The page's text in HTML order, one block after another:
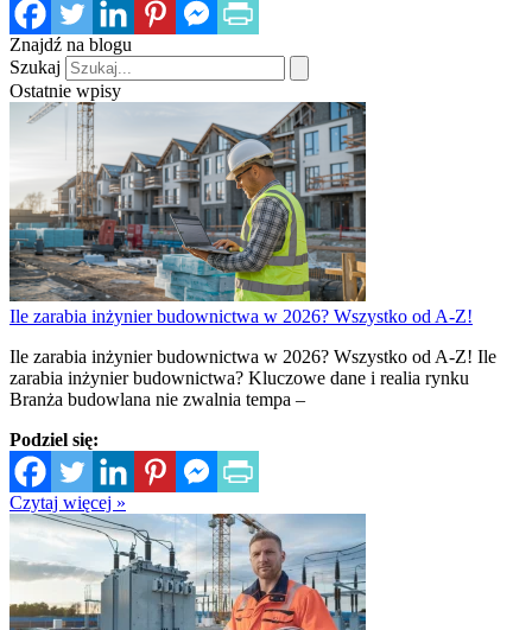
Znajdź na blogu
Szukaj
Ostatnie wpisy
Ile zarabia inżynier budownictwa w 2026? Wszystko od A-Z!
Ile zarabia inżynier budownictwa w 2026? Wszystko od A-Z! Ile
zarabia inżynier budownictwa? Kluczowe dane i realia rynku
Branża budowlana nie zwalnia tempa –
Podziel się:
Czytaj więcej »